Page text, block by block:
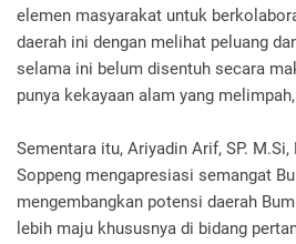
elemen masyarakat untuk
daerah ini dengan melihat peluang
selama ini belum disentuh secara
punya kekayaan alam yang
Sementara itu, Ariyadin Arif, SP.
Soppeng mengapresiasi semangat
mengembangkan potensi daerah
lebih maju khususnya di bidang